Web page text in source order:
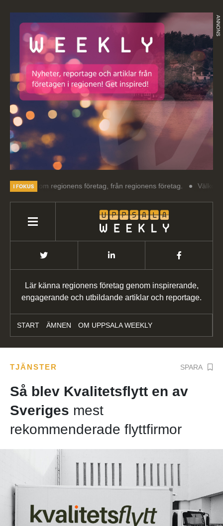
ANNONS
regionens företag, från regionens företag. Välkommen till
Lär känna regionens företag genom inspirerande,
engagerande och utbildande artiklar och reportage.
START ÄMNEN OM UPPSALA WEEKLY
TJÄNSTER SPARA
Så blev Kvalitetsflytt en av
Sveriges mest
rekommenderade flyttfirmor